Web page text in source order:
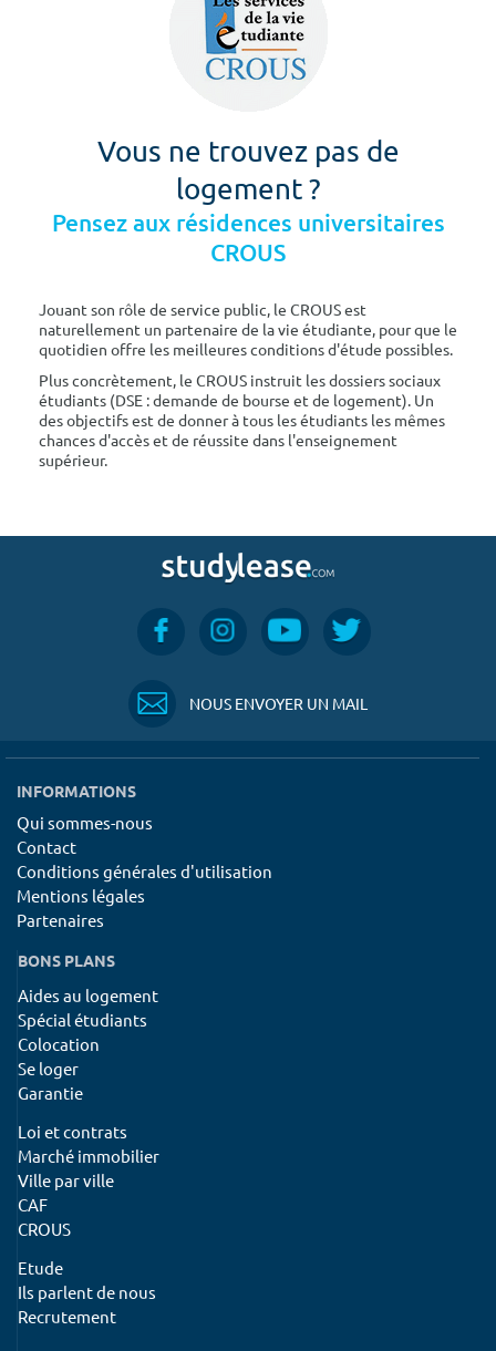
Vous ne trouvez pas de
logement ?
Pensez aux résidences universitaires
CROUS
Jouant son rôle de service public, le CROUS est
naturellement un partenaire de la vie étudiante, pour que le
quotidien offre les meilleures conditions d'étude possibles.
Plus concrètement, le CROUS instruit les dossiers sociaux
étudiants (DSE : demande de bourse et de logement). Un
des objectifs est de donner à tous les étudiants les mêmes
chances d'accès et de réussite dans l'enseignement
supérieur.
NOUS ENVOYER UN MAIL
INFORMATIONS
Qui sommes-nous
Contact
Conditions générales d'utilisation
Mentions légales
Partenaires
BONS PLANS
Aides au logement
Spécial étudiants
Colocation
Se loger
Garantie
Loi et contrats
Marché immobilier
Ville par ville
CAF
CROUS
Etude
Ils parlent de nous
Recrutement